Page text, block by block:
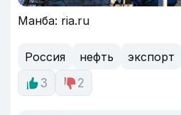
Манба: ria.ru
Россия нефть экспорт
3
2